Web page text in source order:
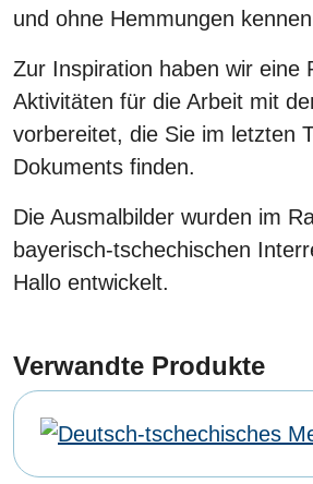
und ohne Hemmungen
Zur Inspiration haben wir eine
Aktivitäten für die Arbeit mit
vorbereitet, die Sie im letzten
Dokuments finden.
Die Ausmalbilder wurden im
bayerisch-tschechischen
Hallo entwickelt.
Verwandte Produkte